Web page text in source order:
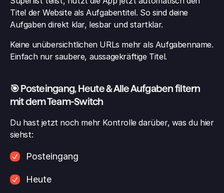
Titel der Website als Aufgabentitel. So sind deine
Aufgaben direkt klar, lesbar und startklar.
Keine unübersichtlichen URLs mehr als Aufgabenname.
Einfach nur saubere, aussagekräftige Titel.
🎯 Posteingang, Heute & Alle Aufgaben filtern
mit dem Team-Switch
Du hast jetzt noch mehr Kontrolle darüber, was du hier
siehst:
Posteingang
Heute